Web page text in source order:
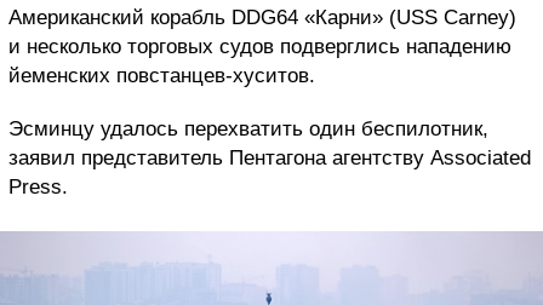
Американский корабль DDG64 «Карни» (USS Carney)
и несколько торговых судов подверглись нападению
йеменских повстанцев-хуситов.
Эсминцу удалось перехватить один беспилотник,
заявил представитель Пентагона агентству Associated
Press.